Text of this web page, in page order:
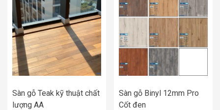
Sàn gỗ Teak kỹ thuật chất
lượng AA
Sàn gỗ Binyl 12mm Pro
Cốt đen